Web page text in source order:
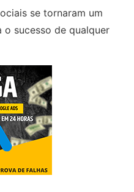
se tornaram um
o sucesso de qualquer